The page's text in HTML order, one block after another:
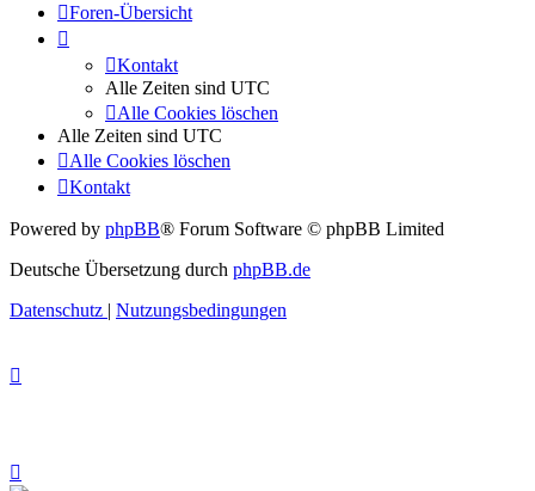
Foren-Übersicht
Kontakt
Alle Zeiten sind UTC
Alle Cookies löschen
Alle Zeiten sind UTC
Alle Cookies löschen
Kontakt
Powered by phpBB® Forum Software © phpBB Limited
Deutsche Übersetzung durch phpBB.de
Datenschutz | Nutzungsbedingungen